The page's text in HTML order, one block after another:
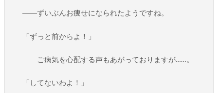
――ずいぶんお痩せになられたようですね。
「ずっと前からよ！」
――ご病気を心配する声もあがっておりますが……。
「してないわよ！」